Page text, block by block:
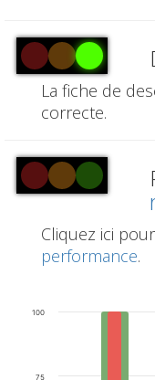
La fiche de
correcte.
Cliquez ici
performance.
75
100